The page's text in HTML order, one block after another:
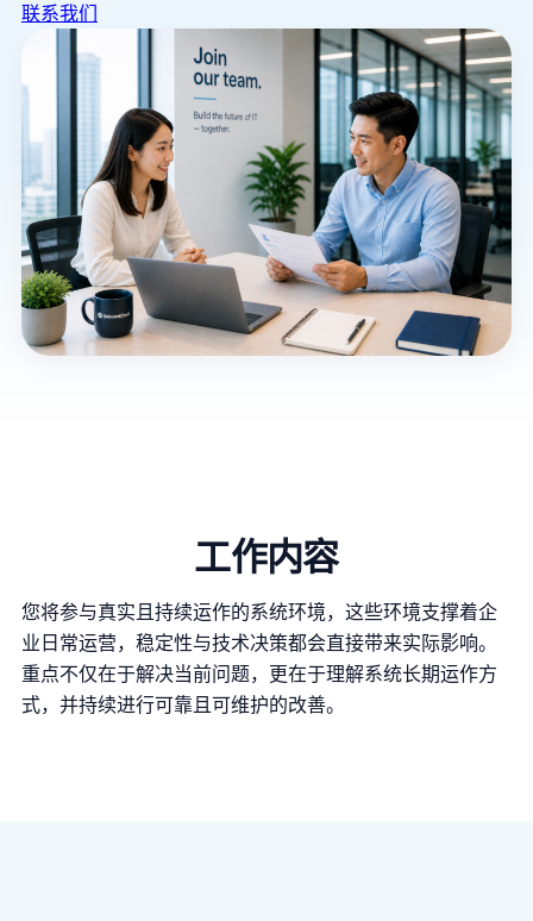
联系我们
工作内容
您将参与真实且持续运作的系统环境，这些环境支撑着企
业日常运营，稳定性与技术决策都会直接带来实际影响。
重点不仅在于解决当前问题，更在于理解系统长期运作方
式，并持续进行可靠且可维护的改善。